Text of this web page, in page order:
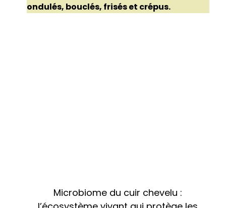
ondulés, bouclés, frisés et crépus.
Microbiome du cuir chevelu :